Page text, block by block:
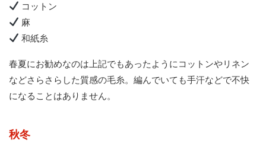
コットン
麻
和紙糸
春夏にお勧めなのは上記でもあったようにコットンやリネン
などさらさらした質感の毛糸。編んでいても手汗などで不快
になることはありません。
秋冬